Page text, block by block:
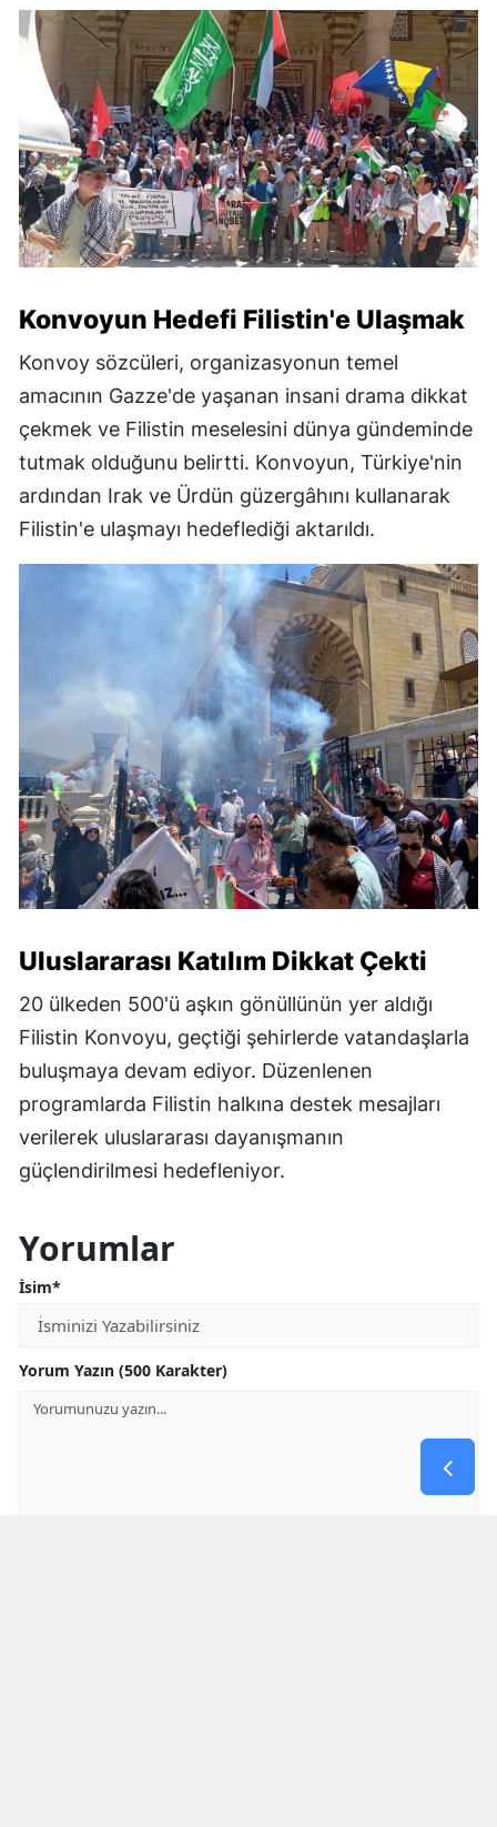
Konvoyun Hedefi Filistin'e Ulaşmak
Konvoy sözcüleri, organizasyonun temel
amacının Gazze'de yaşanan insani drama dikkat
çekmek ve Filistin meselesini dünya gündeminde
tutmak olduğunu belirtti. Konvoyun, Türkiye'nin
ardından Irak ve Ürdün güzergâhını kullanarak
Filistin'e ulaşmayı hedeflediği aktarıldı.
Uluslararası Katılım Dikkat Çekti
20 ülkeden 500'ü aşkın gönüllünün yer aldığı
Filistin Konvoyu, geçtiği şehirlerde vatandaşlarla
buluşmaya devam ediyor. Düzenlenen
programlarda Filistin halkına destek mesajları
verilerek uluslararası dayanışmanın
güçlendirilmesi hedefleniyor.
Yorumlar
İsim*
Yorum Yazın (500 Karakter)